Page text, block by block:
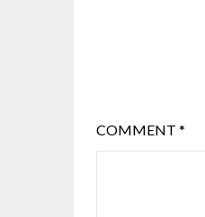
COMMENT *